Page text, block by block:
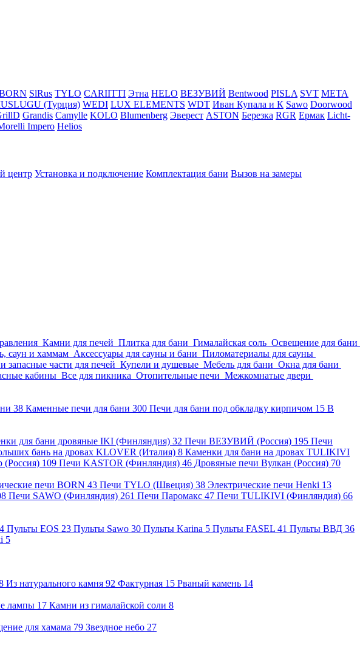
SlRus TYLO CARIITTI Этна HELO ВЕЗУВИЙ Bentwood PISLA SVT МЕТА
(Турция) WEDI LUX ELEMENTS WDT Иван Купала и К Sawo Doorwood
Grandis Camylle KOLO Blumenberg Эверест ASTON Березка RGR Ермак Licht-
Impero Helios
центр Установка и подключение Комплектация бани Вызов на замеры
Камни для печей Плитка для бани Гималайская соль Освещение для бани
саун и хаммам Аксессуары для сауны и бани Пиломатериалы для сауны
запасные части для печей Купели и душевые Мебель для бани Окна для бани
кабины Все для пикника Отопительные печи Межкомнатые двери
38 Каменные печи для бани 300 Печи для бани под обкладку кирпичом 15 В
для бани дровяные IKI (Финляндия) 32 Печи ВЕЗУВИЙ (Россия) 195 Печи
бань на дровах KLOVER (Италия) 8 Каменки для бани на дровах TULIKIVI
(Россия) 109 Печи KASTOR (Финляндия) 46 Дровяные печи Вулкан (Россия) 70
печи BORN 43 Печи TYLO (Швеция) 38 Электрические печи Henki 13
Печи SAWO (Финляндия) 261 Печи Паромакс 47 Печи TULIKIVI (Финляндия) 66
Пульты EOS 23 Пульты Sawo 30 Пульты Karina 5 Пульты FASEL 41 Пульты ВВД 36
5
Из натурального камня 92 Фактурная 15 Рваный камень 14
лампы 17 Камни из гималайской соли 8
для хамама 79 Звездное небо 27